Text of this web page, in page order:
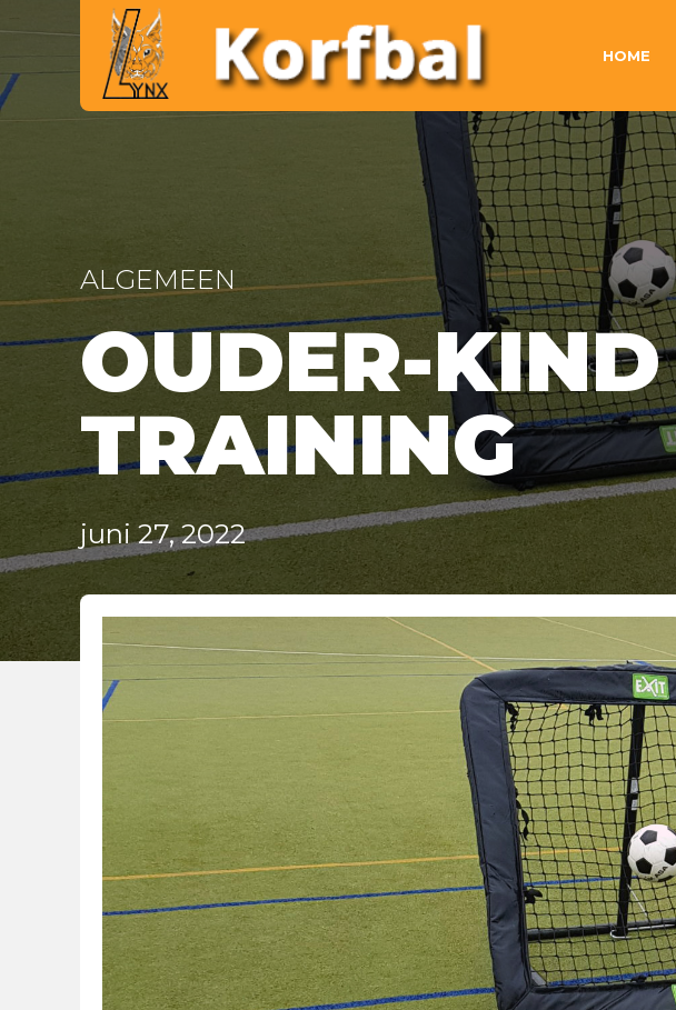
HOME
ALGEMEEN
OUDER-KIND
TRAINING
juni 27, 2022